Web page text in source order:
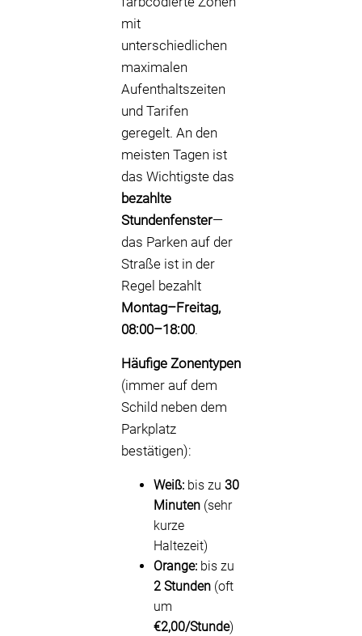
mit
unterschiedlichen
maximalen
Aufenthaltszeiten
und Tarifen
geregelt. An den
meisten Tagen ist
das Wichtigste das
bezahlte
Stundenfenster—
das Parken auf der
Straße ist in der
Regel bezahlt
Montag–Freitag,
08:00–18:00.
Häufige Zonentypen
(immer auf dem
Schild neben dem
Parkplatz
bestätigen):
Weiß: bis zu 30
Minuten (sehr
kurze
Haltezeit)
Orange: bis zu
2 Stunden (oft
um
€2,00/Stunde)